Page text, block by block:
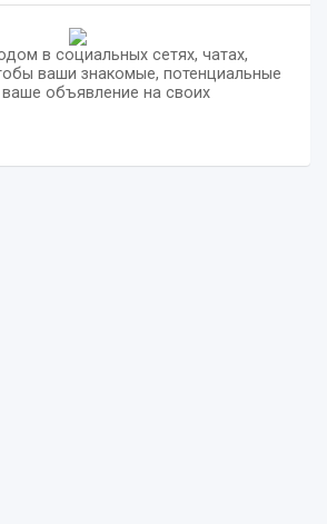
в социальных сетях, чатах,
ваши знакомые, потенциальные
объявление на своих